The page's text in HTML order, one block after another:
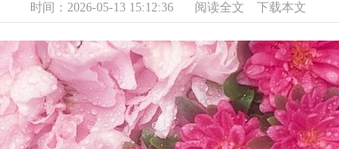
时间：2026-05-13 15:12:36 阅读全文 下载本文